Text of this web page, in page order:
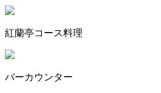
紅蘭亭コース料理
バーカウンター